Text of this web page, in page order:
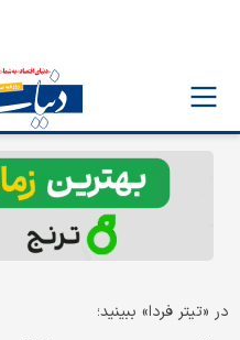
در «تیتر فردا» ببینید؛